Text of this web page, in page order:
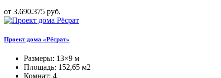
от 3.690.375 руб.
Проект дома «Рёсрат»
Размеры: 13×9 м
Площадь: 152,65 м2
Комнат: 4